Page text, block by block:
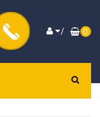
/ 0